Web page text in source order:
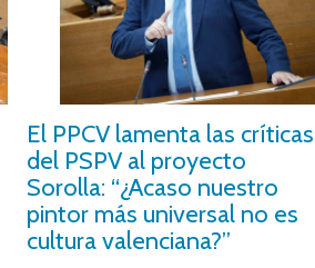
El PPCV lamenta las críticas
del PSPV al proyecto
Sorolla: “¿Acaso nuestro
pintor más universal no es
cultura valenciana?”